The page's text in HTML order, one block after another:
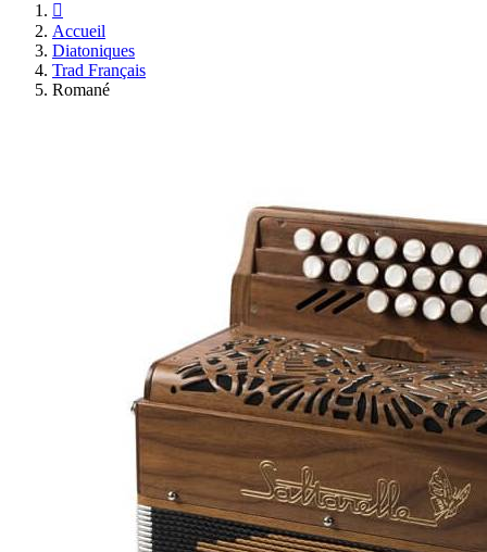

Accueil
Diatoniques
Trad Français
Romané